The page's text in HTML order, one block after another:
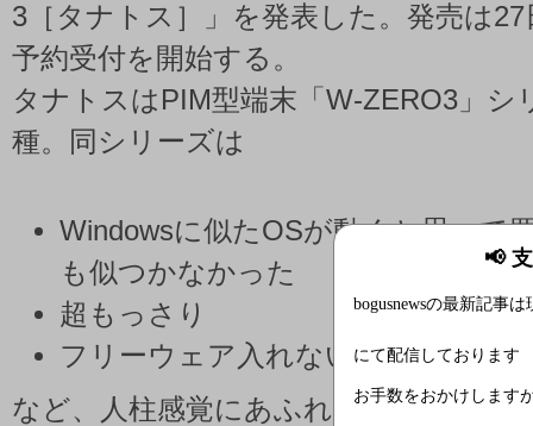
📢
bogusnewsの最新記事は
にて配信しております
お手数をおかけします
3［タナトス］」を発表した。発売は
予約受付を開始する。
タナトスはPIM型端末「W-ZERO3」シ
種。同シリーズは
Windowsに似たOSが動くと思って
も似つかなかった
超もっさり
フリーウェア入れないとまともに
など、人柱感覚にあふれた魅力で自虐